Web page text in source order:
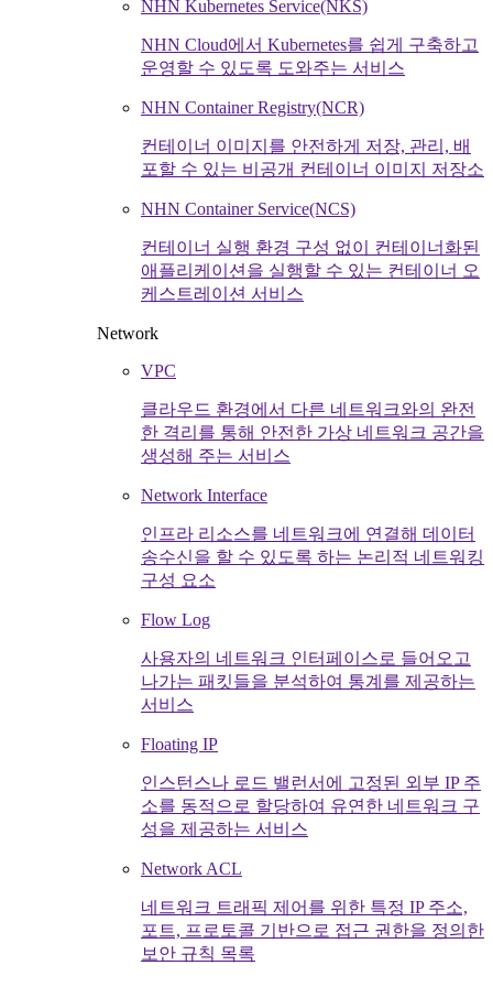
NHN Kubernetes Service(NKS)
NHN Cloud에서 Kubernetes를 쉽게 구축하고
운영할 수 있도록 도와주는 서비스
NHN Container Registry(NCR)
컨테이너 이미지를 안전하게 저장, 관리, 배
포할 수 있는 비공개 컨테이너 이미지 저장소
NHN Container Service(NCS)
컨테이너 실행 환경 구성 없이 컨테이너화된
애플리케이션을 실행할 수 있는 컨테이너 오
케스트레이션 서비스
Network
VPC
클라우드 환경에서 다른 네트워크와의 완전
한 격리를 통해 안전한 가상 네트워크 공간을
생성해 주는 서비스
Network Interface
인프라 리소스를 네트워크에 연결해 데이터
송수신을 할 수 있도록 하는 논리적 네트워킹
구성 요소
Flow Log
사용자의 네트워크 인터페이스로 들어오고
나가는 패킷들을 분석하여 통계를 제공하는
서비스
Floating IP
인스턴스나 로드 밸런서에 고정된 외부 IP 주
소를 동적으로 할당하여 유연한 네트워크 구
성을 제공하는 서비스
Network ACL
네트워크 트래픽 제어를 위한 특정 IP 주소,
포트, 프로토콜 기반으로 접근 권한을 정의한
보안 규칙 목록